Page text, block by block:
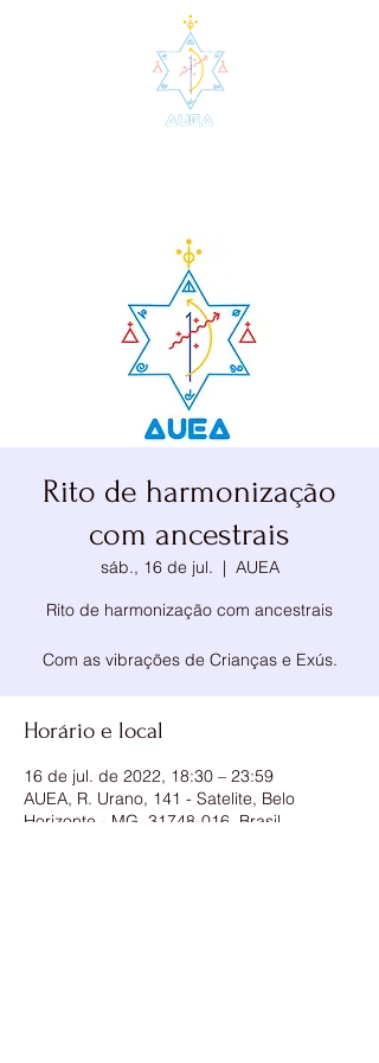
Rito de harmonização
com ancestrais
sáb., 16 de jul.
  |
AUEA
Rito de harmonização com ancestrais
Com as vibrações de Crianças e Exús.
Horário e local
16 de jul. de 2022, 18:30 – 23:59
AUEA, R. Urano, 141 - Satelite, Belo
Horizonte - MG, 31748-016, Brasil